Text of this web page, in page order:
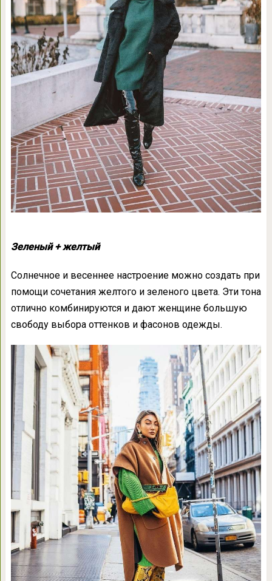
Зеленый + желтый
Солнечное и весеннее настроение можно создать при
помощи сочетания желтого и зеленого цвета. Эти тона
отлично комбинируются и дают женщине большую
свободу выбора оттенков и фасонов одежды.